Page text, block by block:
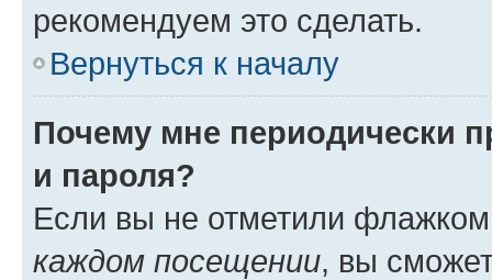
рекомендуем это сделать.
Вернуться к началу
Почему мне периодически
и пароля?
Если вы не отметили
каждом посещении, вы